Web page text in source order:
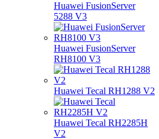
Huawei FusionServer
5288 V3
Huawei FusionServer
RH8100 V3
Huawei Tecal RH1288 V2
Huawei Tecal RH2285H
V2